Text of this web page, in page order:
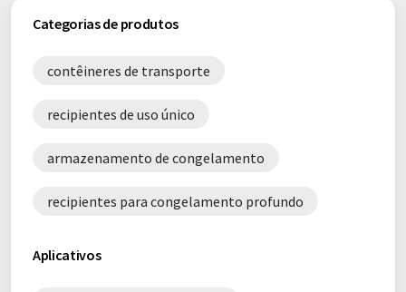
Categorias de produtos
contêineres de transporte
recipientes de uso único
armazenamento de congelamento
recipientes para congelamento profundo
Aplicativos